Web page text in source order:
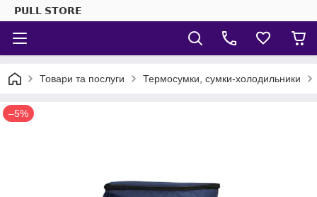
𝗣𝗨𝗟𝗟 𝗦𝗧𝗢𝗥𝗘
Товари та послуги Термосумки, сумки-холодильники
–5%